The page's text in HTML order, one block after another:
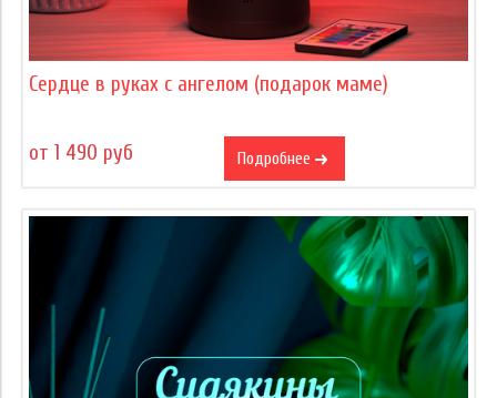
Сердце в руках с ангелом (подарок маме)
от 1 490 руб Подробнее